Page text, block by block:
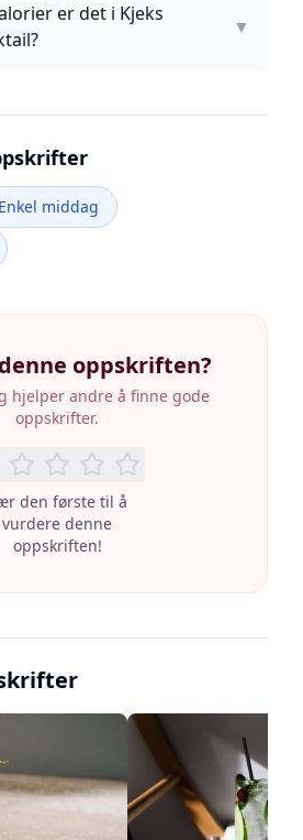
er det i Kjeks
▼
Enkel middag
oppskriften?
hjelper andre å finne gode
oppskrifter.
den første til å
vurdere denne
oppskriften!